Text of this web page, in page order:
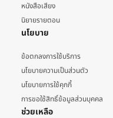
หนังสือเสียง
นิยายรายตอน
นโยบาย
ข้อตกลงการใช้บริการ
นโยบายความเป็นส่วนตัว
นโยบายการใช้คุกกี้
การขอใช้สิทธิ์ข้อมูลส่วนบุคคล
ช่วยเหลือ